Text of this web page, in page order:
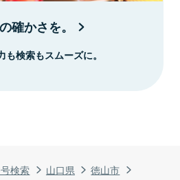
検索 山口県
徳山市
確かさを。
検索もスムーズに。